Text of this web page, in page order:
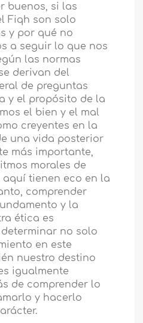
buenos, si las
Fiqh son solo
y por qué no
a seguir lo que nos
las normas
derivan del
de preguntas
y el propósito de la
el bien y el mal
creyentes en la
una vida posterior
más importante,
morales de
tienen eco en la
comprender
y la
ética es
no solo
en este
nuestro destino
igualmente
de comprender lo
y hacerlo